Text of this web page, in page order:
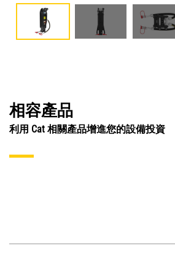
相容產品
利用 Cat 相關產品增進您的設備投資